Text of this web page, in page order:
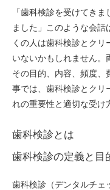
「歯科検診を受けてき
ました」このような会
くの人は歯科検診とク
いないかもしれません。
その目的、内容、頻度、
事では、歯科検診とクリ
れの重要性と適切な受け
歯科検診とは
歯科検診の定義と目
歯科検診（デンタルチェ